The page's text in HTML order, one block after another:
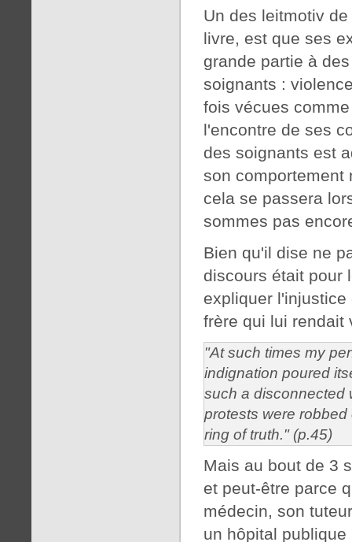
Un des leitmotiv
livre, est que ses
grande partie à
soignants :
fois vécues
l'encontre de ses
des soignants est
son comportement
cela se passera
sommes pas
Bien qu'il dise ne
discours était pour
expliquer
frère qui lui rendait
"At such times my
indignation poured
such a disconnected
protests were robbed
ring of truth." (p.45)
Mais au bout de 3
et peut-être parce
médecin, son
un hôpital publique